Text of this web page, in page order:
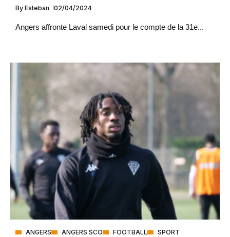
By Esteban 02/04/2024
Angers affronte Laval samedi pour le compte de la 31e...
ANGERS ANGERS SCO FOOTBALL SPORT